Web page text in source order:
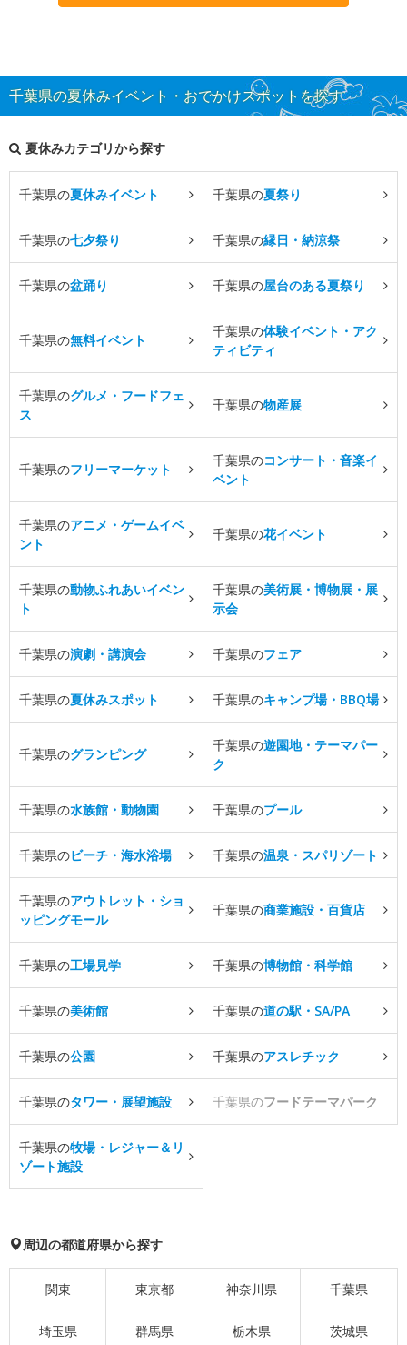
千葉県の夏休みイベント・おでかけスポットを探す
夏休みカテゴリから探す
千葉県の夏休みイベント 千葉県の夏祭り
千葉県の七夕祭り 千葉県の縁日・納涼祭
千葉県の盆踊り 千葉県の屋台のある夏祭り
千葉県の無料イベント
千葉県の体験イベント・アク
ティビティ
千葉県のグルメ・フードフェ
ス
千葉県の物産展
千葉県のフリーマーケット
千葉県のコンサート・音楽イ
ベント
千葉県のアニメ・ゲームイベ
ント
千葉県の花イベント
千葉県の動物ふれあいイベン
ト
千葉県の美術展・博物展・展
示会
千葉県の演劇・講演会 千葉県のフェア
千葉県の夏休みスポット 千葉県のキャンプ場・BBQ場
千葉県のグランピング
千葉県の遊園地・テーマパー
ク
千葉県の水族館・動物園 千葉県のプール
千葉県のビーチ・海水浴場 千葉県の温泉・スパリゾート
千葉県のアウトレット・ショ
ッピングモール
千葉県の商業施設・百貨店
千葉県の工場見学 千葉県の博物館・科学館
千葉県の美術館 千葉県の道の駅・SA/PA
千葉県の公園 千葉県のアスレチック
千葉県のタワー・展望施設 千葉県のフードテーマパーク
千葉県の牧場・レジャー＆リ
ゾート施設
周辺の都道府県から探す
関東 東京都 神奈川県 千葉県
埼玉県 群馬県 栃木県 茨城県